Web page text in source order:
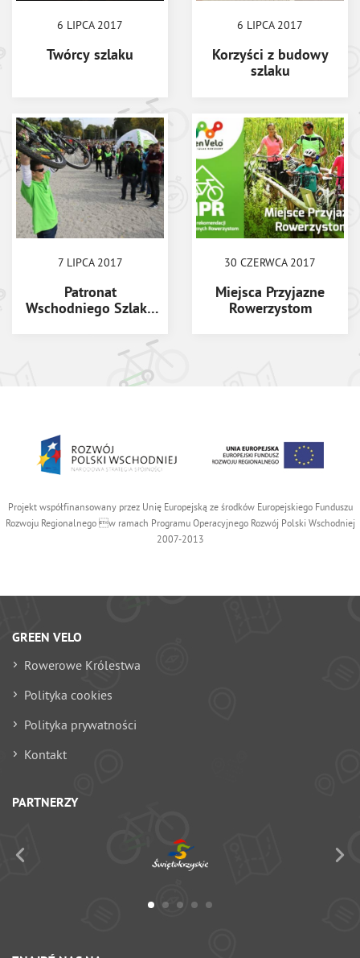
6 LIPCA 2017
Twórcy szlaku
6 LIPCA 2017
Korzyści z budowy
szlaku
7 LIPCA 2017
Patronat
Wschodniego Szlaku
30 CZERWCA 2017
Miejsca Przyjazne
Rowerzystom
Projekt współfinansowany przez Unię Europejską ze środków Europejskiego Funduszu
Rozwoju Regionalnego w ramach Programu Operacyjnego Rozwój Polski Wschodniej
2007-2013
GREEN VELO
Rowerowe Królestwa
Polityka cookies
Polityka prywatności
Kontakt
PARTNERZY